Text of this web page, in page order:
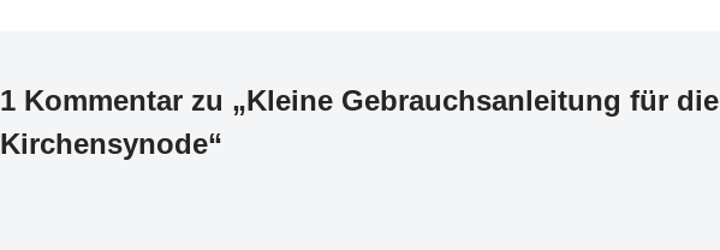
1 Kommentar zu „Kleine Gebrauchsanleitung für die
Kirchensynode“